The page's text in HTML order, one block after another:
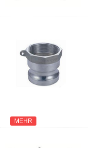
MEHR